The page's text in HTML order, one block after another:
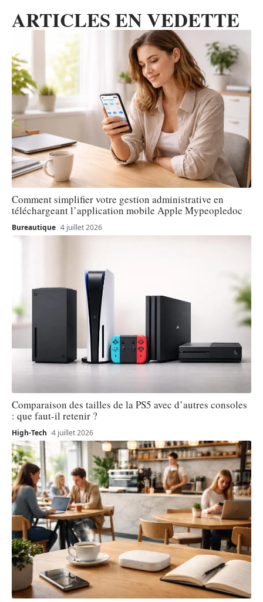
ARTICLES EN VEDETTE
Comment simplifier votre gestion administrative en
téléchargeant l’application mobile Apple Mypeopledoc
Bureautique 4 juillet 2026
Comparaison des tailles de la PS5 avec d’autres consoles
: que faut-il retenir ?
High-Tech 4 juillet 2026